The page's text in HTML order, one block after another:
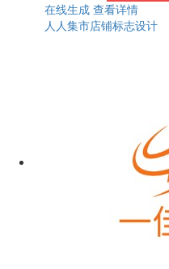
在线生成 查看详情
人人集市店铺标志设计